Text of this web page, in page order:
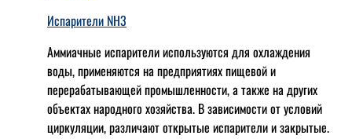
Испарители NH3
Аммиачные испарители используются для охлаждения
воды, применяются на предприятиях пищевой и
перерабатывающей промышленности, а также на других
объектах народного хозяйства. В зависимости от условий
циркуляции, различают открытые испарители и закрытые.